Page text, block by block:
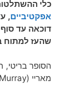
כלי
אפקטיביים,
דוכאה עד
שהעז למתוח
הסופר בריטי,